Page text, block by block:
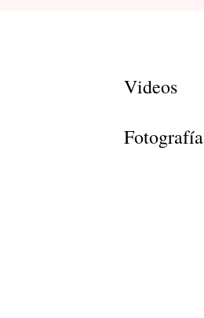
Videos
Fotografía